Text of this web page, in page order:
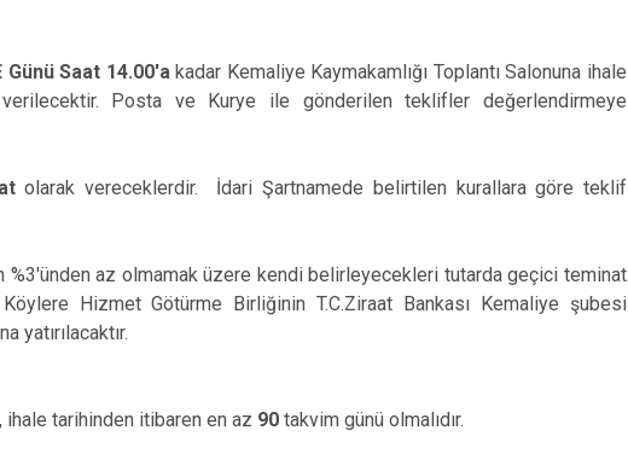
Günü Saat 14.00'akadar Kemaliye Kaymakamlığı Toplantı Salonuna ihale
verilecektir. Posta ve Kurye ile gönderilen teklifler değerlendirmeye
olarak vereceklerdir. İdari Şartnamede belirtilen kurallara göre teklif
az olmamak üzere kendi belirleyecekleri tutarda geçici teminat
Hizmet Götürme Birliğinin T.C.Ziraat Bankası Kemaliye şubesi
yatırılacaktır.
tarihinden itibaren en az 90 takvim günü olmalıdır.